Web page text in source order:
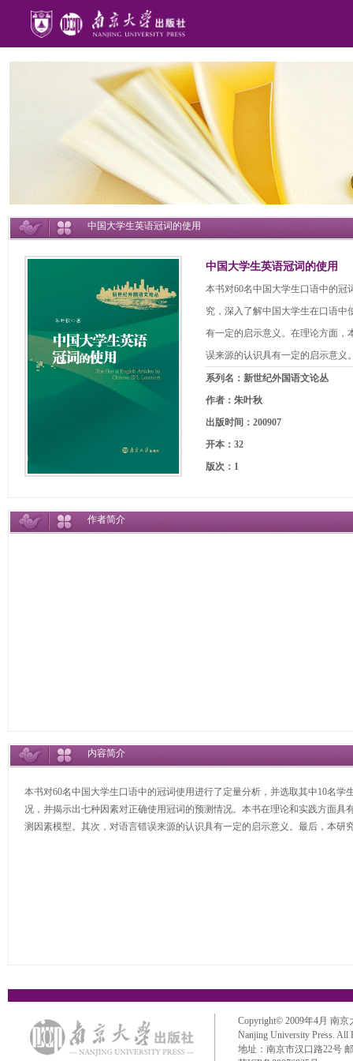
中国大学生英语冠词的使用
中国大学生英语冠词的使用
本书对60名中国大学生口语中的冠
究，深入了解中国大学生在口语
有一定的启示意义。在理论方面，
误来源的认识具有一定的启示意义
系列名：新世纪外国语文论丛
作者：朱叶秋
出版时间：200907
开本：32
版次：1
作者简介
内容简介
本书对60名中国大学生口语中的冠词使用进行了定量分析，并选取其中10名
况，并揭示出七种因素对正确使用冠词的预测情况。本书在理论和实践方面
测因素模型。其次，对语言错误来源的认识具有一定的启示意义。最后，本
Copyright© 2009年4月 南京
Nanjing University Press. All
地址：南京市汉口路22号